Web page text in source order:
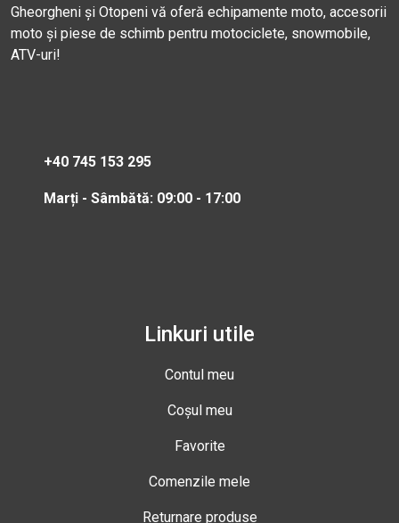
Gheorgheni și Otopeni vă oferă echipamente moto, accesorii
moto și piese de schimb pentru motociclete, snowmobile,
ATV-uri!
+40 745 153 295
Marți - Sâmbătă: 09:00 - 17:00
Linkuri utile
Contul meu
Coșul meu
Favorite
Comenzile mele
Returnare produse